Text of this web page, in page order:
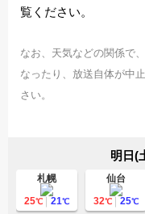
覧ください。
なお、天気などの関係で
なったり、放送自体が中
さい。
明日(
札幌
25℃ 21℃
仙台
32℃ 25℃